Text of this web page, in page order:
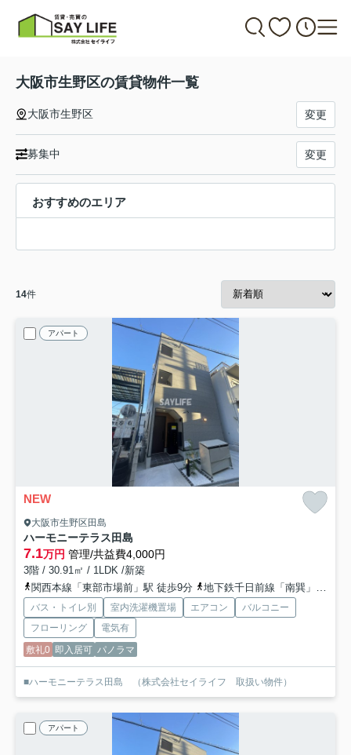
大阪市生野区の賃貸物件一覧
大阪市生野区 変更
募集中 変更
おすすめのエリア
14件
アパート
NEW
大阪市生野区田島
ハーモニーテラス田島
7.1万円 管理/共益費4,000円
3階 / 30.91㎡ / 1LDK /新築
関西本線「東部市場前」駅 徒歩9分
地下鉄千日前線「南巽」駅 徒歩17分
バス・トイレ別 室内洗濯機置場 エアコン
バルコニー
フローリング
電気有
敷礼0 即入居可 パノラマ
■ハーモニーテラス田島 （株式会社セイライフ 取扱い物件）
アパート